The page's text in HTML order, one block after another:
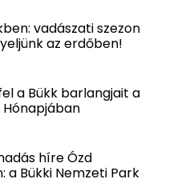
vadászati szezon
az erdőben!
a Bükk barlangjait a
híre Ózd
a Bükki Nemzeti Park